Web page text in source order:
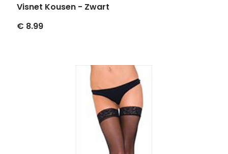
Visnet Kousen - Zwart
€ 8.99